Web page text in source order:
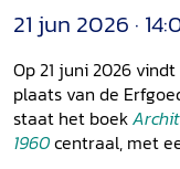
21 jun 2026
Op 21 juni 2026
plaats van de
staat het boek
1960centraal, met